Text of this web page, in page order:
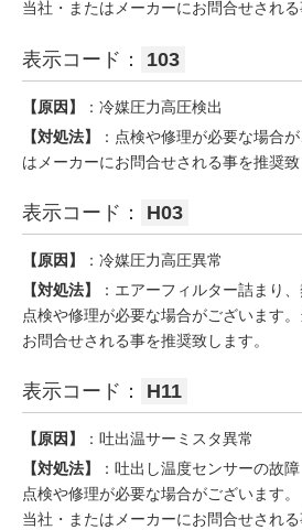
当社・またはメーカーにお問合せされる
表示コード： 103
【原因】
：冷媒圧力高圧検出
【対処法】
：点検や修理が必要な場合
はメーカーにお問合せされる事を推奨致
表示コード： H03
【原因】
：冷媒圧力高圧異常
【対処法】
：エアーフィルター詰まり
点検や修理が必要な場合がございます
お問合せされる事を推奨致します。
表示コード： H11
【原因】
：吐出温サーミスタ異常
【対処法】
：吐出し温度センサーの故障
点検や修理が必要な場合がございます。
当社・またはメーカーにお問合せされる